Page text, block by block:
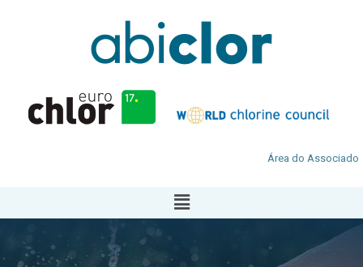
Área do Associado